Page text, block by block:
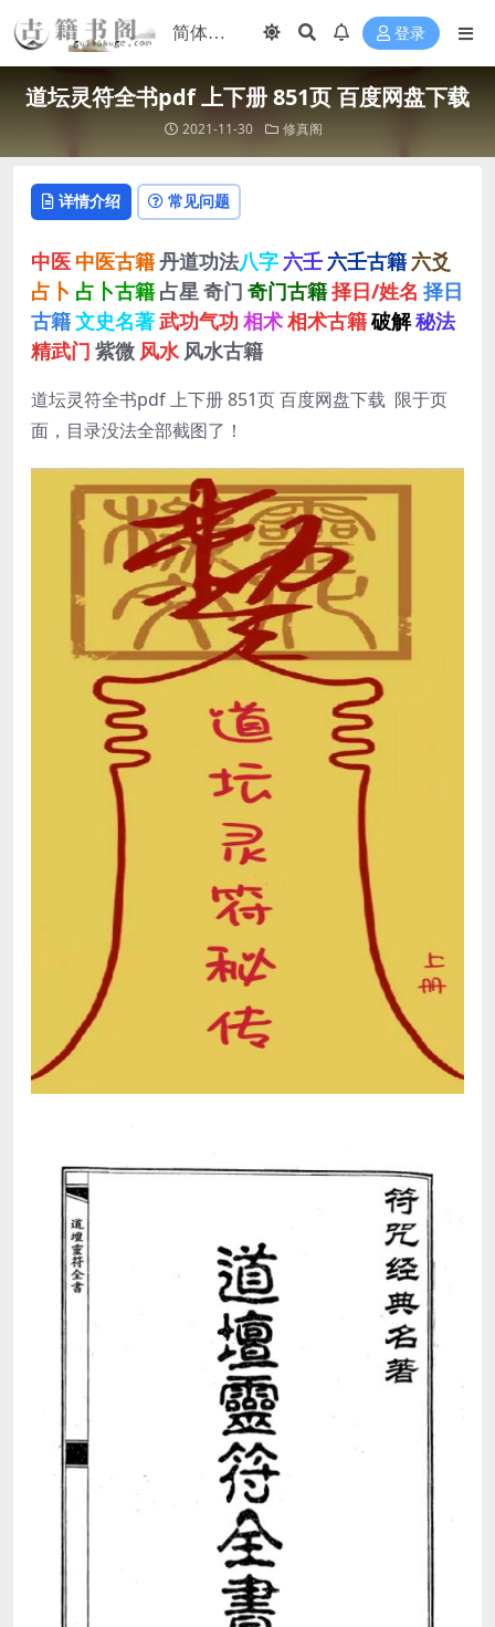
登录
道坛灵符全书pdf 上下册 851页 百度网盘下载
2021-11-30 修真阁
详情介绍 常见问题
中医 中医古籍丹道功法八字 六壬 六壬古籍 六爻
占卜 占卜古籍 占星 奇门 奇门古籍择日/姓名 择日
古籍文史名著武功气功 相术相术古籍破解秘法
精武门 紫微 风水 风水古籍
道坛灵符全书pdf 上下册 851页 百度网盘下载 限于页
面，目录没法全部截图了！